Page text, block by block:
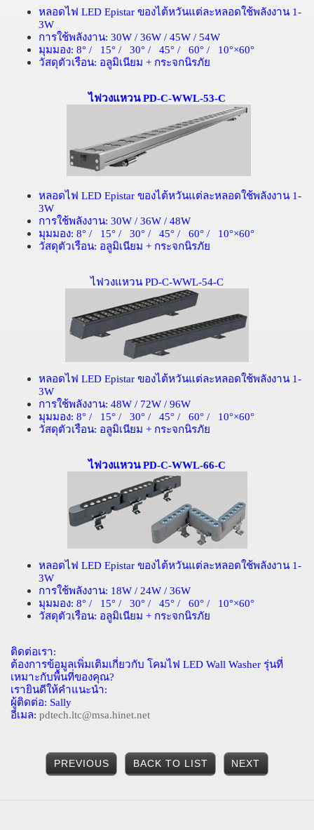
หลอดไฟ LED Epistar ของไต้หวันแต่ละหลอดใช้พลังงาน 1-
3W
การใช้พลังงาน: 30W / 36W / 45W / 54W
มุมมอง: 8° / 15° / 30° / 45° / 60° / 10°×60°
วัสดุตัวเรือน: อลูมิเนียม + กระจกนิรภัย
ไฟวงแหวน PD-C-WWL-53-C
หลอดไฟ LED Epistar ของไต้หวันแต่ละหลอดใช้พลังงาน 1-
3W
การใช้พลังงาน: 30W / 36W / 48W
มุมมอง: 8° / 15° / 30° / 45° / 60° / 10°×60°
วัสดุตัวเรือน: อลูมิเนียม + กระจกนิรภัย
ไฟวงแหวน PD-C-WWL-54-C
หลอดไฟ LED Epistar ของไต้หวันแต่ละหลอดใช้พลังงาน 1-
3W
การใช้พลังงาน: 48W / 72W / 96W
มุมมอง: 8° / 15° / 30° / 45° / 60° / 10°×60°
วัสดุตัวเรือน: อลูมิเนียม + กระจกนิรภัย
ไฟวงแหวน PD-C-WWL-66-C
หลอดไฟ LED Epistar ของไต้หวันแต่ละหลอดใช้พลังงาน 1-
3W
การใช้พลังงาน: 18W / 24W / 36W
มุมมอง: 8° / 15° / 30° / 45° / 60° / 10°×60°
วัสดุตัวเรือน: อลูมิเนียม + กระจกนิรภัย
ติดต่อเรา:
ต้องการข้อมูลเพิ่มเติมเกี่ยวกับ โคมไฟ LED Wall Washer รุ่นที่
เหมาะกับพื้นที่ของคุณ?
เรายินดีให้คำแนะนำ:
ผู้ติดต่อ: Sally
อีเมล: pdtech.ltc@msa.hinet.net
PREVIOUS BACK TO LIST NEXT